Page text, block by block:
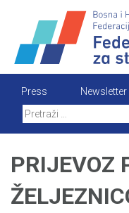
content
Press Newsletter
PRIJEVOZ